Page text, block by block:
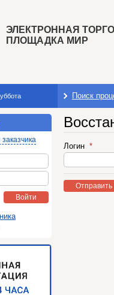
ЭЛЕКТРОННАЯ
ПЛОЩАДКА МИР
Поиск
Войти
Логин
Отправить